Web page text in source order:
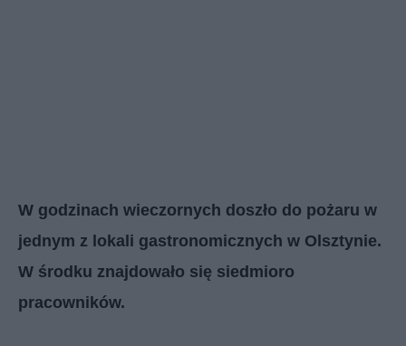
W godzinach wieczornych doszło do pożaru w
jednym z lokali gastronomicznych w Olsztynie.
W środku znajdowało się siedmioro
pracowników.